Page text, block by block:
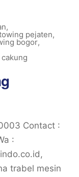
,
pejaten,
bogor,
Contact :
:
trabel mesin